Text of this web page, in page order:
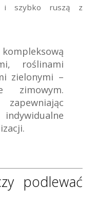
i szybko ruszą z
roślinami
zielonymi –
zimowym.
podlewać